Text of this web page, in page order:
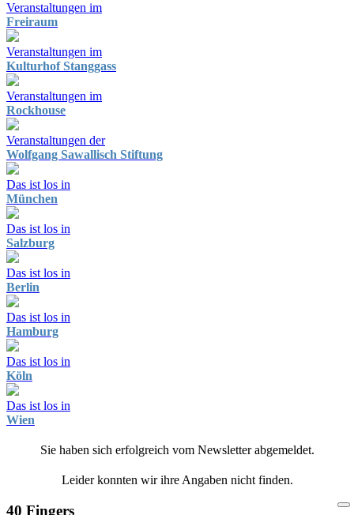
Veranstaltungen im
Freiraum
Veranstaltungen im
Kulturhof Stanggass
Veranstaltungen im
Rockhouse
Veranstaltungen der
Wolfgang Sawallisch Stiftung
Das ist los in
München
Das ist los in
Salzburg
Das ist los in
Berlin
Das ist los in
Hamburg
Das ist los in
Köln
Das ist los in
Wien
Sie haben sich erfolgreich vom Newsletter abgemeldet.
Leider konnten wir ihre Angaben nicht finden.
40 Fingers